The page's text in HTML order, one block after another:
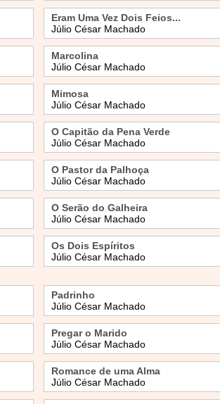
Eram Uma Vez Dois Feios...
Júlio César Machado
Marcolina
Júlio César Machado
Mimosa
Júlio César Machado
O Capitão da Pena Verde
Júlio César Machado
O Pastor da Palhoça
Júlio César Machado
O Serão do Galheira
Júlio César Machado
Os Dois Espíritos
Júlio César Machado
Padrinho
Júlio César Machado
Pregar o Marido
Júlio César Machado
Romance de uma Alma
Júlio César Machado